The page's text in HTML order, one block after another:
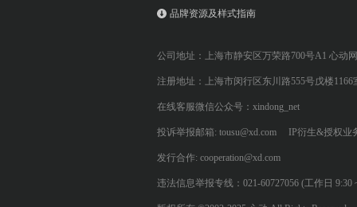
品牌资源及样式指南
公司地址：上海市静安区万荣路700号A1 心动
注册地址：上海市闵行区东川路555号戊楼1166
在线客服微信公众号：xindong_net
投诉举报邮箱: tousu@xd.com IP衍生&授权业
发行合作: cooperation@xd.com
违法信息举报专线：021-60727056 (工作日 9:30